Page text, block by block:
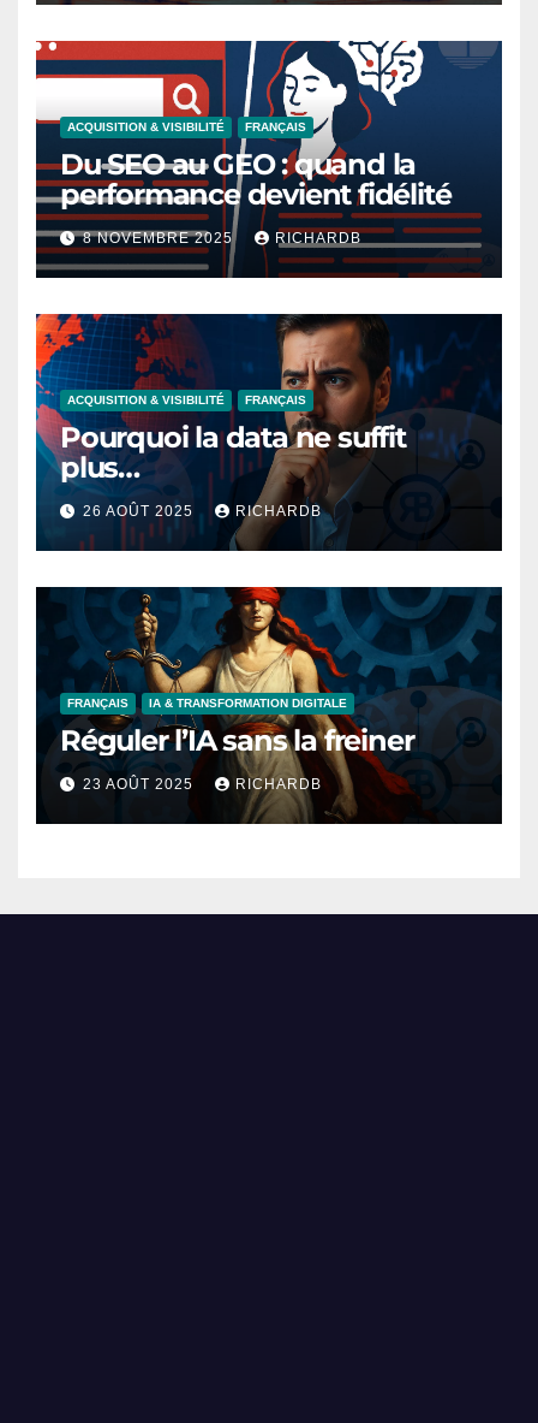
ACQUISITION & VISIBILITÉ FRANÇAIS
Du SEO au GEO : quand la
performance devient fidélité
8 NOVEMBRE 2025 RICHARDB
ACQUISITION & VISIBILITÉ FRANÇAIS
Pourquoi la data ne suffit
plus…
26 AOÛT 2025 RICHARDB
FRANÇAIS IA & TRANSFORMATION DIGITALE
Réguler l’IA sans la freiner
23 AOÛT 2025 RICHARDB